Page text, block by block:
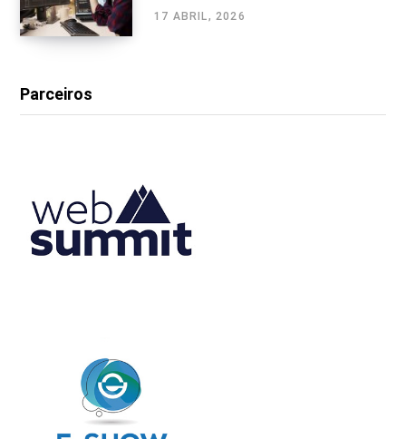
17 ABRIL, 2026
Parceiros